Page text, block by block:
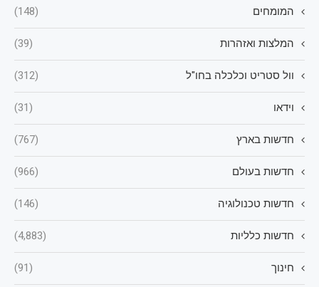
המומחים (148)
המלצות ואזהרות (39)
וול סטריט וכלכלה בחו"ל (312)
וידאו (31)
חדשות בארץ (767)
חדשות בעולם (966)
חדשות טכנולוגיה (146)
חדשות כלליות (4,883)
חינוך (91)